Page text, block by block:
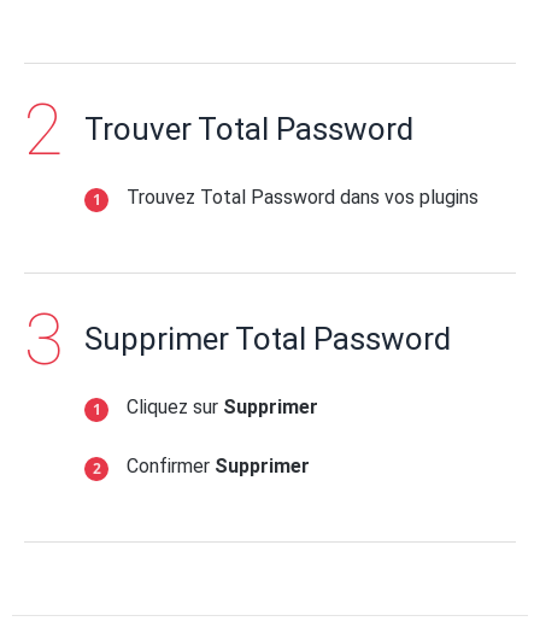
Trouver Total Password
Trouvez Total Password dans vos plugins
Supprimer Total Password
Cliquez sur Supprimer
Confirmer Supprimer